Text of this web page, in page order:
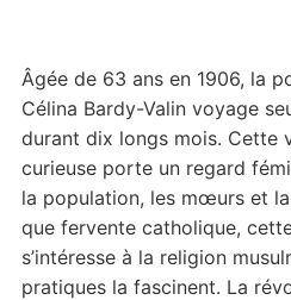
Âgée de 63 ans en 1906, la
Célina Bardy-Valin voyage
durant dix longs mois. Cette
curieuse porte un regard
la population, les mœurs et
que fervente catholique,
s’intéresse à la religion
pratiques la fascinent. La